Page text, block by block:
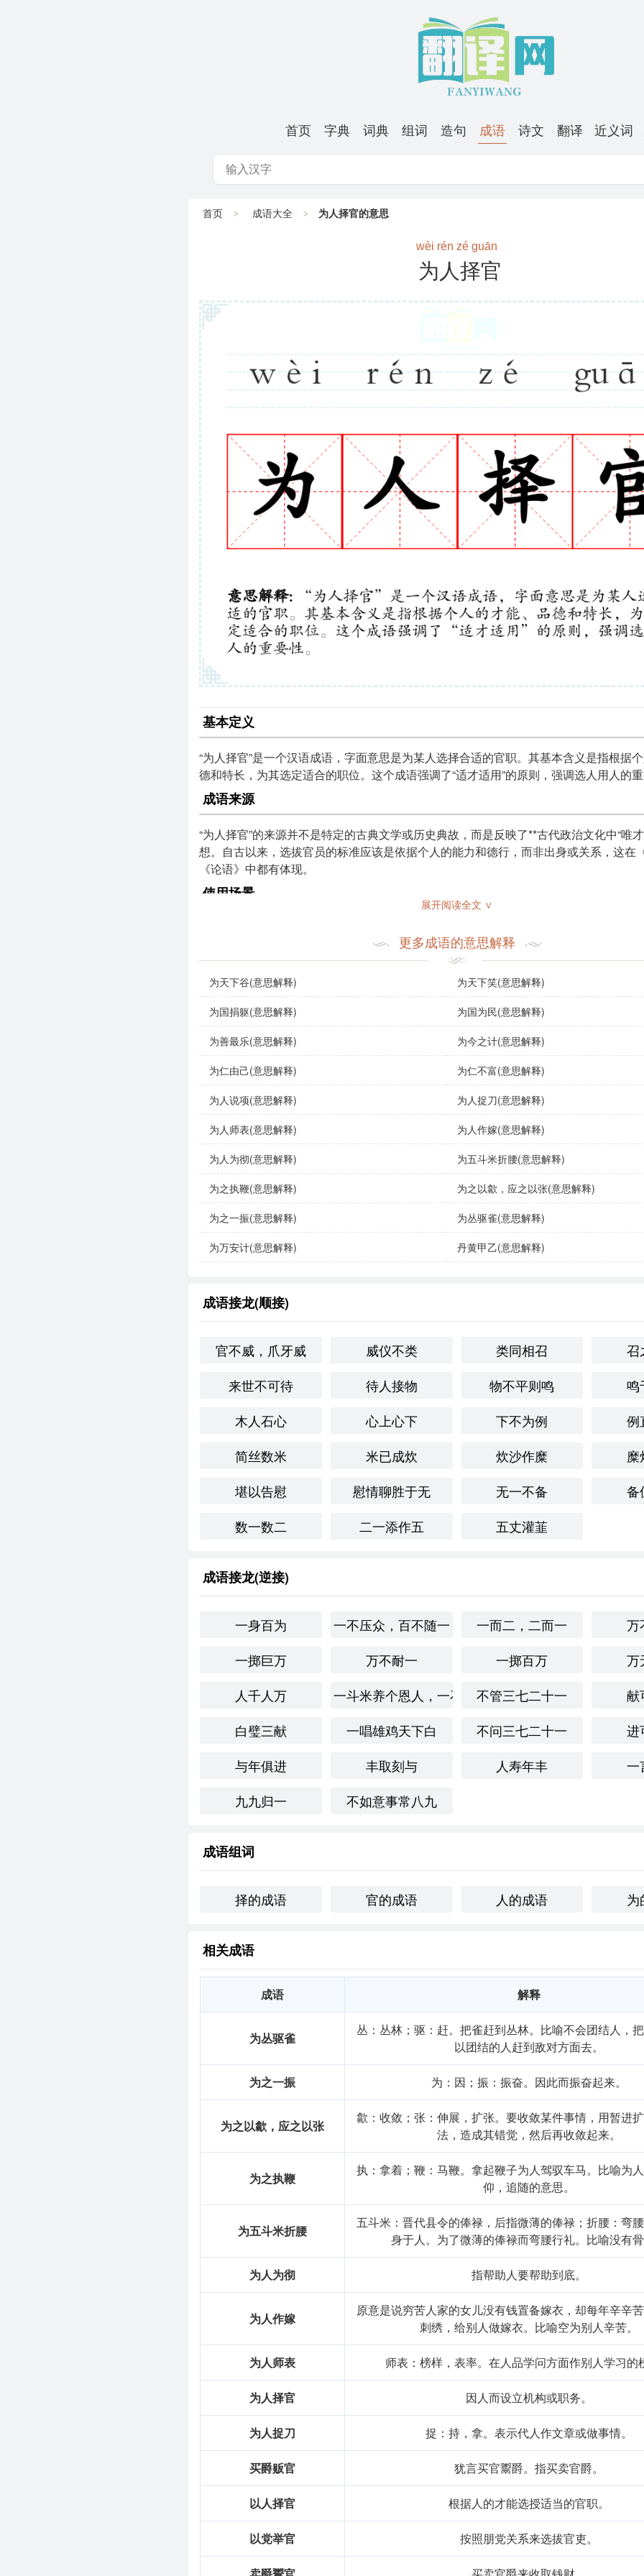
首页 字典 词典 组词 造句 成语 诗文 翻译 近义词
首页 成语大全 为人择官的意思
wèi rén zé guān
为人择官
基本定义
“为人择官”是一个汉语成语，字面意思是为某人选择合适的官职。其基本含义是指根据
德和特长，为其选定适合的职位。这个成语强调了“适才适用”的原则，强调选人用人的
成语来源
“为人择官”的来源并不是特定的古典文学或历史典故，而是反映了**古代政治文化中“唯
想。自古以来，选拔官员的标准应该是依据个人的能力和德行，而非出身或关系，这在
《论语》中都有体现。
使用场景
选人方面的决策是否明智。在演讲中，特别是有关人才培养和管理的主题时，可以用来
的科学性和重要性。
示例句子
公司在招聘时，始终坚持为人择官的原则，确保每位员工都能在适合自己的岗位上发
古代的贤明君主，往往能做到为人择官，使得国家人才济济。
在这次选举中，候选人们提出了很多有益的建议，强调了为人择官的重要性。
同义成语与反义成语
同义成语：
量才而用：意为根据人的才能来使用，强调适应性。
因材施教：通常用于教育领域，意为根据学生的不同情况进行教学。
反义成语：
任人唯亲 ：意为只任用亲近的人，强调了不公正的选人方式。
文化与社会背景
在**传统文化中，选官制度如科举制强调了“为人择官”的理念，致力于打破门第和血缘
良淑德。现代社会中，随着人们对人才选拔的重视，这一成语依然具有重要的现实意义
平、公正选拔机制的期待。
情感与联想
“为人择官”让我联想到公平和机会的价值。它传达出一种对能力的尊重和对不平等现象
个人应用
我推荐和投票。这一过程不仅提高了选举的公正性，也增强了大家的参与感。
跨文化比较
在英语中，可以用“meritocracy”来表示类似的概念，强调根据个人能力和表现来选拔人
反思与总结
“为人择官”体现了对人才的尊重以及选拔公正性的重要性。在学*语言和文化的过程中，
丰富了我的词汇，也让我更加关注如何在不同环境中合理地评估和使用人才。这一点在
往中都具有重要的指导意义。
基础信息
zé,zhái
择
guān
官 人 为
展开阅读全文 ∨
更多成语的意思解释
为天下谷(意思解释) 为天下笑(意思解释)
为国捐躯(意思解释) 为国为民(意思解释)
为善最乐(意思解释) 为今之计(意思解释)
为仁由己(意思解释) 为仁不富(意思解释)
为人说项(意思解释) 为人捉刀(意思解释)
为人师表(意思解释) 为人作嫁(意思解释)
为人为彻(意思解释) 为五斗米折腰(意思解释)
为之执鞭(意思解释) 为之以歙，应之以张(意思解释)
为之一振(意思解释) 为丛驱雀(意思解释)
为万安计(意思解释) 丹黄甲乙(意思解释)
成语接龙(顺接)
官不威，爪牙威 威仪不类 类同相召
召
来世不可待
待人接物 物不平则鸣
鸣
木人石心
心上心下 下不为例
例
简丝数米
米已成炊 炊沙作糜
糜
堪以告慰
慰情聊胜于无 无一不备
备
数一数二
二一添作五 五丈灌韮
成语接龙(逆接)
一身百为 一不压众，百不随一 一而二，二而一
万
一掷巨万
万不耐一 一掷百万
万
人千人万
一斗米养个恩人，一石米养个仇人
不管三七二十一
献
白璧三献
一唱雄鸡天下白 不问三七二十一
进
与年俱进
丰取刻与 人寿年丰
一
九九归一
不如意事常八九
成语组词
择的成语 官的成语 人的成语 为
相关成语
成语 解释
为丛驱雀
丛：丛林；驱：赶。把雀赶到丛林。比喻不会团结人，
以团结的人赶到敌对方面去。
为之一振 为：因；振：振奋。因此而振奋起来。
为之以歙，应之以张
歙：收敛；张：伸展，扩张。要收敛某件事情，用暂进
法，造成其错觉，然后再收敛起来。
为之执鞭
执：拿着；鞭：马鞭。拿起鞭子为人驾驭车马。比喻为
仰，追随的意思。
为五斗米折腰
五斗米：晋代县令的俸禄，后指微薄的俸禄；折腰：弯
身于人。为了微薄的俸禄而弯腰行礼。比喻没有
为人为彻 指帮助人要帮助到底。
为人作嫁
原意是说穷苦人家的女儿没有钱置备嫁衣，却每年辛辛
刺绣，给别人做嫁衣。比喻空为别人辛苦。
为人师表 师表：榜样，表率。在人品学问方面作别人学习的
为人择官 因人而设立机构或职务。
为人捉刀 捉：持，拿。表示代人作文章或做事情。
买爵贩官 犹言买官鬻爵。指买卖官爵。
以人择官 根据人的才能选授适当的官职。
以党举官 按照朋党关系来选拔官吏。